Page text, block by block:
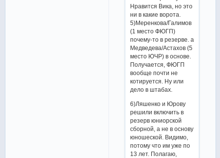
Нравится Вика, но это
ни в какие ворота.
5)Меренкова/Галимов
(1 место ФЮГП)
почему-то в резерве. а
Медведева/Астахов (5
место ЮЧР) в основе.
Получается, ФЮГП
вообще почти не
котируется. Ну или
дело в штабах.
6)Ляшенко и Юрову
решили включить в
резерв юниорской
сборной, а не в основу
юношеской. Видимо,
потому что им уже по
13 лет. Полагаю,